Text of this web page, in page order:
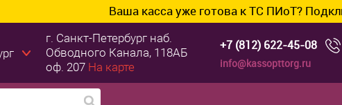
Ваша касса уже готова к ТС ПИоТ? Подключим
г. Санкт-Петербург наб.
Обводного Канала, 118АБ
оф. 207 На карте
+7 (812) 622-45-08
info@kassopttorg.ru